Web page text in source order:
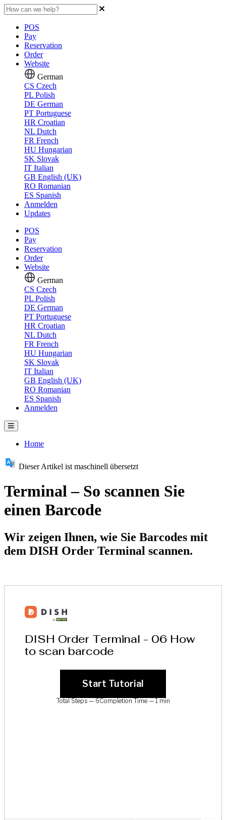
POS
Pay
Reservation
Order
Website
German
CS Czech
PL Polish
DE German
PT Portuguese
HR Croatian
NL Dutch
FR French
HU Hungarian
SK Slovak
IT Italian
GB English (UK)
RO Romanian
ES Spanish
Anmelden
Updates
POS
Pay
Reservation
Order
Website
German
CS Czech
PL Polish
DE German
PT Portuguese
HR Croatian
NL Dutch
FR French
HU Hungarian
SK Slovak
IT Italian
GB English (UK)
RO Romanian
ES Spanish
Anmelden
Home
Dieser Artikel ist maschinell übersetzt
Terminal – So scannen Sie
einen Barcode
Wir zeigen Ihnen, wie Sie Barcodes mit
dem DISH Order Terminal scannen.